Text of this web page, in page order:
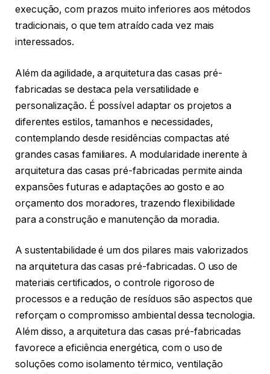
execução, com prazos muito inferiores aos métodos
tradicionais, o que tem atraído cada vez mais
interessados.
Além da agilidade, a arquitetura das casas pré-
fabricadas se destaca pela versatilidade e
personalização. É possível adaptar os projetos a
diferentes estilos, tamanhos e necessidades,
contemplando desde residências compactas até
grandes casas familiares. A modularidade inerente à
arquitetura das casas pré-fabricadas permite ainda
expansões futuras e adaptações ao gosto e ao
orçamento dos moradores, trazendo flexibilidade
para a construção e manutenção da moradia.
A sustentabilidade é um dos pilares mais valorizados
na arquitetura das casas pré-fabricadas. O uso de
materiais certificados, o controle rigoroso de
processos e a redução de resíduos são aspectos que
reforçam o compromisso ambiental dessa tecnologia.
Além disso, a arquitetura das casas pré-fabricadas
favorece a eficiência energética, com o uso de
soluções como isolamento térmico, ventilação